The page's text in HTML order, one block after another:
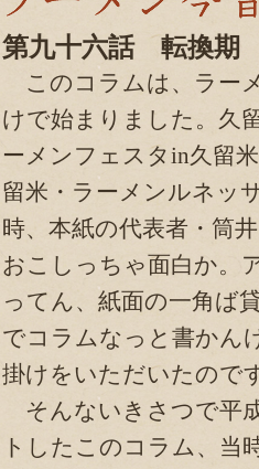
第九十六話 転換期
このコラムは、ラー
けで始まりました。久
ーメンフェスタin久留
留米・ラーメンルネッ
時、本紙の代表者・筒
おこしっちゃ面白か。
ってん、紙面の一角ば
でコラムなっと書かん
掛けをいただいたので
そんないきさつで平
トしたこのコラム、当